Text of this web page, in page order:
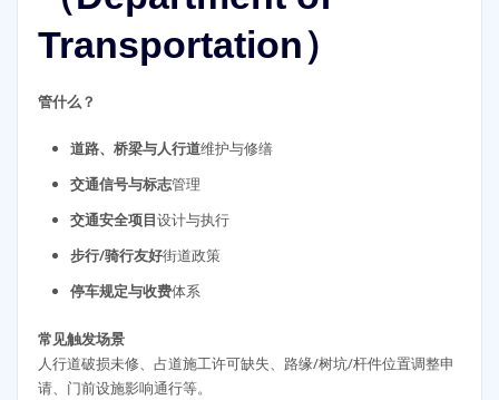
Transportation）
管什么？
道路、桥梁与人行道维护与修缮
交通信号与标志管理
交通安全项目设计与执行
步行/骑行友好街道政策
停车规定与收费体系
常见触发场景
人行道破损未修、占道施工许可缺失、路缘/树坑/杆件位置调整申
请、门前设施影响通行等。